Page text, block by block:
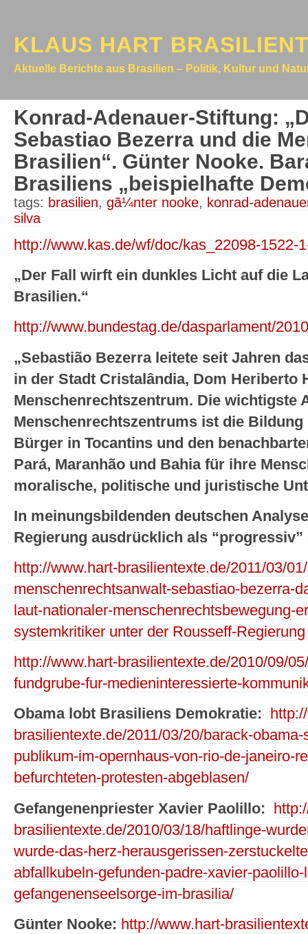
KLAUS HART
Aktuelle Berichte aus Brasilien – Politik, Kultur und
Konrad-Adenauer-Stiftung:
Sebastiao Bezerra und die
Brasilien“. Günter Nooke.
Brasiliens „beispielhafte
tags: brasilien, gã¼nter nooke, konrad-
silva
http://www.kas.de/wf/doc/kas_22098-1522-
„Der Fall wirft ein dunkles Licht auf die
Brasilien.“
http://www.bundestag.de/dasparlament/
„Sebastião Bezerra leitete seit Jahren
in der Stadt Cristalândia, Dom Heriberto
Menschenrechtszentrum. Die wichtigste
Menschenrechtszentrums ist die
Bürger in Tocantins und den
Pará, Maranhão und Bahia für ihre
moralische, politische und juristische
In meinungsbildenden deutschen
Regierung ausdrücklich als “progressiv”
http://www.hart-brasilientexte.de/2011/03/
menschenrechtsanwalt-sebastiao-bezerra-
laut-nationaler-menschenrechtsbewegung-
systemkritiker unter der Rousseff-Regierung
http://www.hart-brasilientexte.de/2010/09/
fundgrube-fur-medieninteressierte-
Obama lobt Brasiliens Demokratie:
brasilientexte.de/2011/03/20/barack-
publikum-im-opernhaus-von-rio-de-janeiro-
befurchteten-protesten-abgeblasen/
Gefangenenpriester Xavier Paolillo:
brasilientexte.de/2010/03/18/haftlinge-
wurde-das-herz-herausgerissen-
abfallkubeln-gefunden-padre-xavier-paolillo-
gefangenenseelsorge-im-brasilia/
Günter Nooke: http://www.hart-